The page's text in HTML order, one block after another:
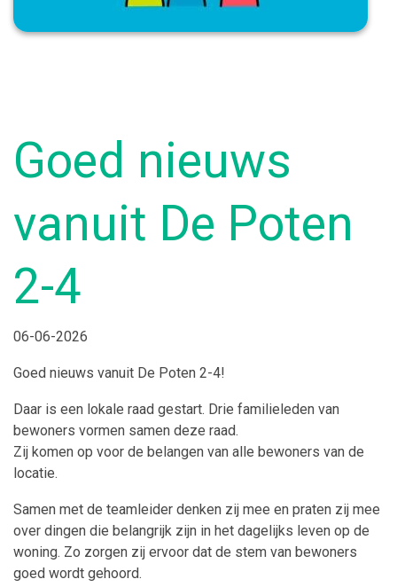
Goed nieuws
vanuit De Poten
2-4
06-06-2026
Goed nieuws vanuit De Poten 2-4!
Daar is een lokale raad gestart. Drie familieleden van
bewoners vormen samen deze raad.
Zij komen op voor de belangen van alle bewoners van de
locatie.
Samen met de teamleider denken zij mee en praten zij mee
over dingen die belangrijk zijn in het dagelijks leven op de
woning. Zo zorgen zij ervoor dat de stem van bewoners
goed wordt gehoord.